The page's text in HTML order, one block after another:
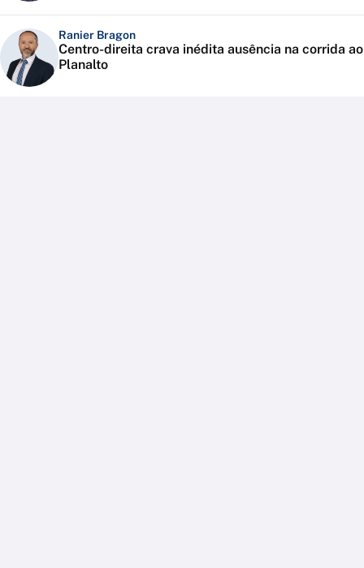
Ranier Bragon
Centro-direita crava inédita ausência na corrida ao
Planalto